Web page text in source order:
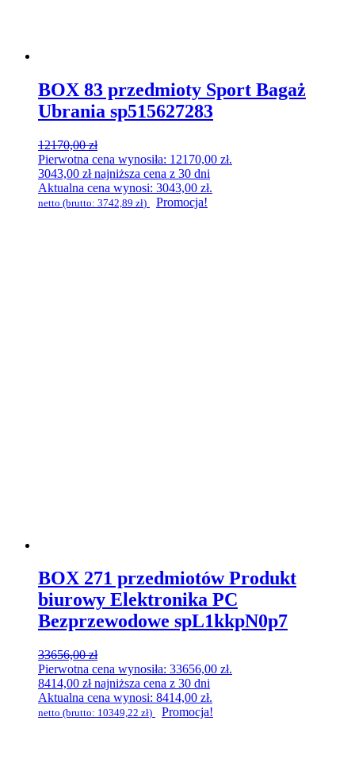
BOX 83 przedmioty Sport Bagaż
Ubrania sp515627283
12170,00zł
Pierwotna cena wynosiła: 12170,00 zł.
3043,00 złnajniższa cena z 30 dni
Aktualna cena wynosi: 3043,00 zł.
netto (brutto: 3742,89 zł) Promocja!
BOX 271 przedmiotów Produkt
biurowy Elektronika PC
Bezprzewodowe spL1kkpN0p7
33656,00zł
Pierwotna cena wynosiła: 33656,00 zł.
8414,00 złnajniższa cena z 30 dni
Aktualna cena wynosi: 8414,00 zł.
netto (brutto: 10349,22 zł) Promocja!